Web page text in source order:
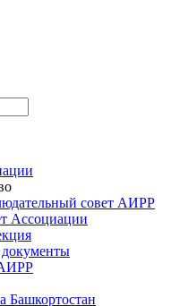
совет АИРР
Ассоциации
Башкортостан